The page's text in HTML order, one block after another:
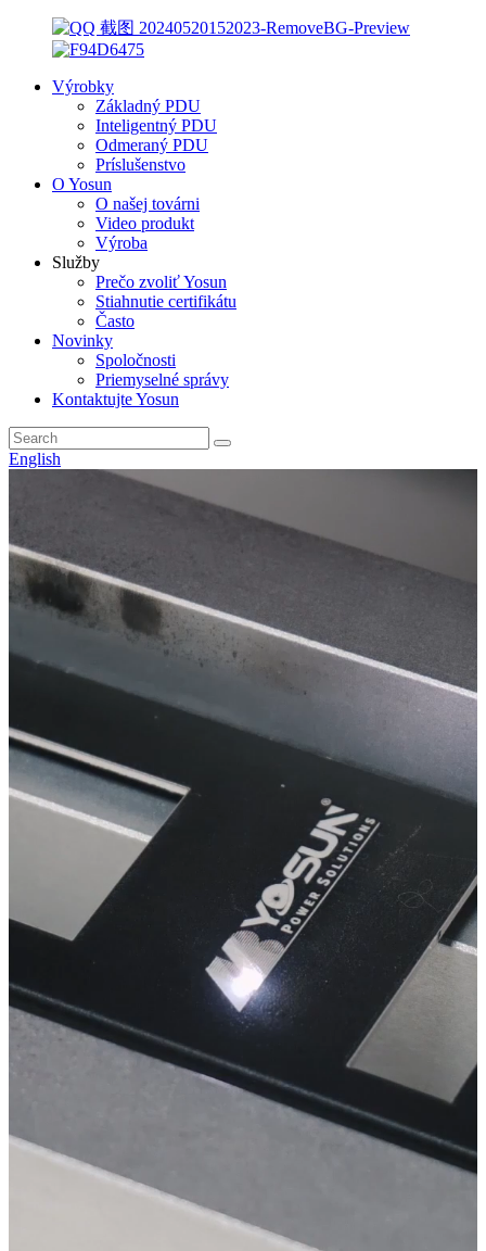
Výrobky
Základný PDU
Inteligentný PDU
Odmeraný PDU
Príslušenstvo
O Yosun
O našej továrni
Video produkt
Výroba
Služby
Prečo zvoliť Yosun
Stiahnutie certifikátu
Často
Novinky
Spoločnosti
Priemyselné správy
Kontaktujte Yosun
English